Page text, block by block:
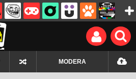
MODERA